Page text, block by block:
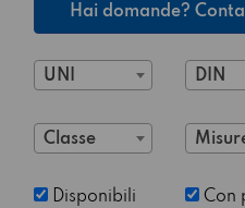
Hai domande?
UNI DIN
Classe
Disponibili Con